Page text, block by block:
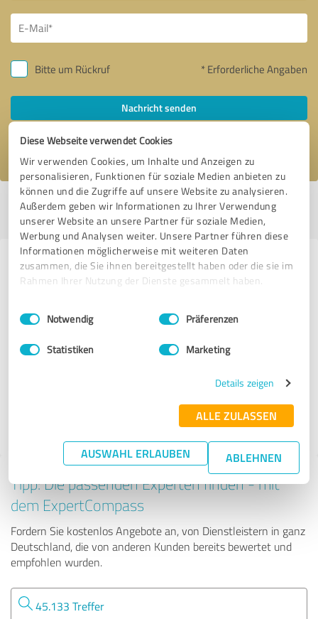
Diese Webseite verwendet Cookies
Wir verwenden Cookies, um Inhalte und Anzeigen zu
personalisieren, Funktionen für soziale Medien anbieten zu
können und die Zugriffe auf unsere Website zu analysieren.
Außerdem geben wir Informationen zu Ihrer Verwendung
unserer Website an unsere Partner für soziale Medien,
Werbung und Analysen weiter. Unsere Partner führen diese
Informationen möglicherweise mit weiteren Daten
zusammen, die Sie ihnen bereitgestellt haben oder die sie im
Rahmen Ihrer Nutzung der Dienste gesammelt haben.
Impressum Datenschutzbestimmungen
Einwilligungsauswahl
Notwendig Präferenzen
Statistiken Marketing
Details zeigen
ALLE ZULASSEN
AUSWAHL ERLAUBEN ABLEHNEN
Bitte um Rückruf * Erforderliche Angaben
Nachricht senden
Ich stimme denDatenschutzbestimmungen
Profil aktiv seit 10.06.2022 |Letzte Aktualisierung: 19.07.2026|
melden
Erfahrungen zu weiteren
Anbietern aus dem Bereich
Dienstleistungen
Keck Energieservice GmbH & Co. KG
Tipp: Die passenden Experten finden - mit
dem ExpertCompass
Fordern Sie kostenlos Angebote an, von Dienstleistern in ganz
Deutschland, die von anderen Kunden bereits bewertet und
empfohlen wurden.
45.133 Treffer